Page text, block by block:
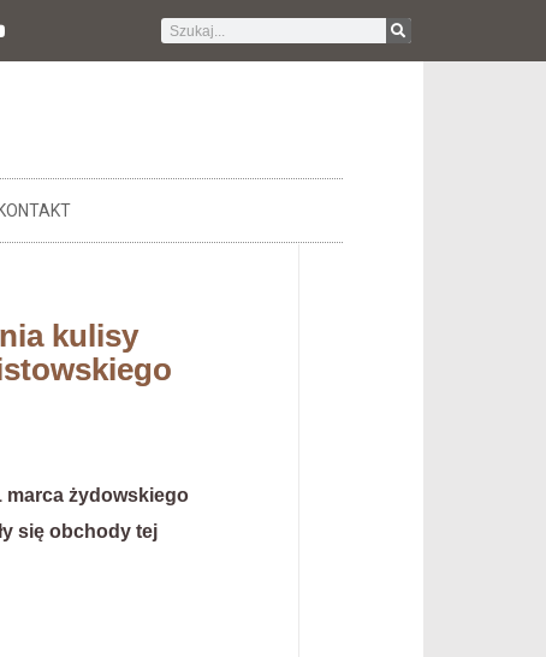
KONTAKT
kulisy
marca żydowskiego
się obchody tej